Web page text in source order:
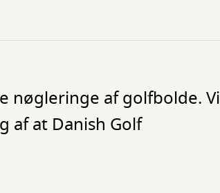
nøgleringe af golfbolde. Vi
af at Danish Golf